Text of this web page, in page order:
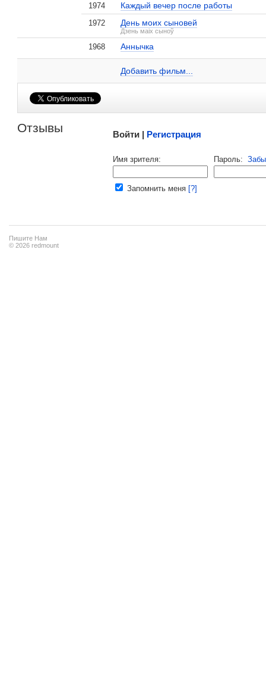
1974 Каждый вечер после работы
1972 День моих сыновей
Дзень маіх сыноў
1968 Аннычка
Добавить фильм...
Виктор Степаненко на сайте Кино-Театр.ru
Отзывы Войти | Регистрация
Имя зрителя: Пароль:
Запомнить меня [?]
Пишите Нам
© 2026 redmount